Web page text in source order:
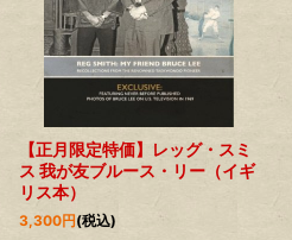
【正月限定特価】レッグ・スミ
ス 我が友ブルース・リー（イギ
リス本）
3,300円(税込)